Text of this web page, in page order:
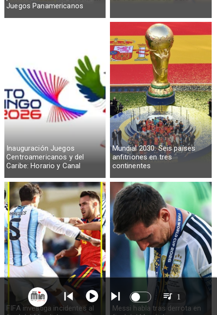
Juegos Panamericanos
Inauguración Juegos
Centroamericanos y del
Caribe: Horario y Canal
Mundial 2030: Seis países
anfitriones en tres
continentes
FIFA investiga incidentes al
Messi habla tras derrota en
1